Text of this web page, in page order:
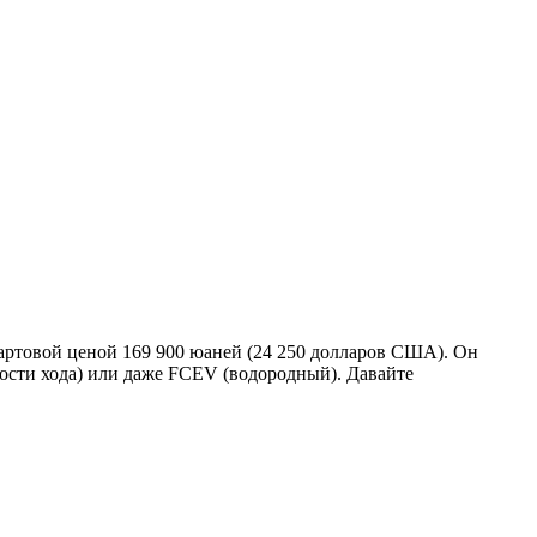
ценой 169 900 юаней (24 250 долларов США). Он
хода) или даже FCEV (водородный). Давайте